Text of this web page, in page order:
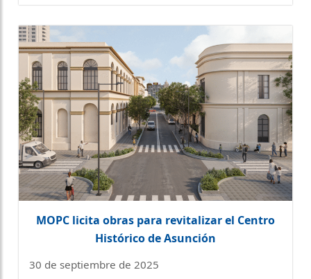
MOPC licita obras para revitalizar el Centro
Histórico de Asunción
30 de septiembre de 2025